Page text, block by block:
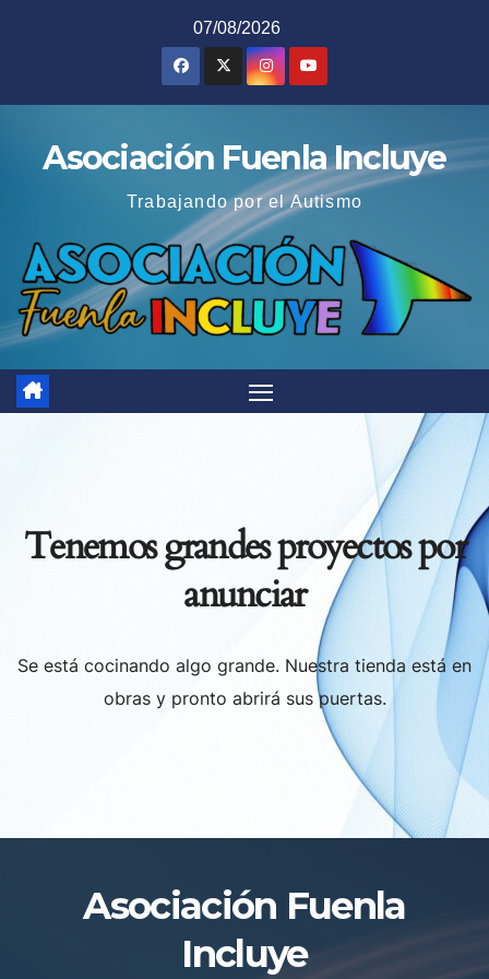
07/08/2026
Asociación Fuenla Incluye
Trabajando por el Autismo
Tenemos grandes proyectos por
anunciar
Se está cocinando algo grande. Nuestra tienda está en
obras y pronto abrirá sus puertas.
Asociación Fuenla
Incluye